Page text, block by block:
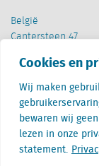
Cookies en
Wij maken
bewaren wij
lezen in onze
statement.
België
Cantersteen 47
Locatus B.V. and